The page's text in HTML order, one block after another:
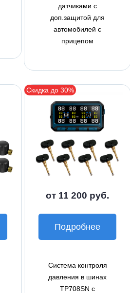
датчиками с
доп.защитой для
автомобилей с
прицепом
Скидка до 30%
от 11 200 руб.
Подробнее
Система контроля
давления в шинах
TP708SN с